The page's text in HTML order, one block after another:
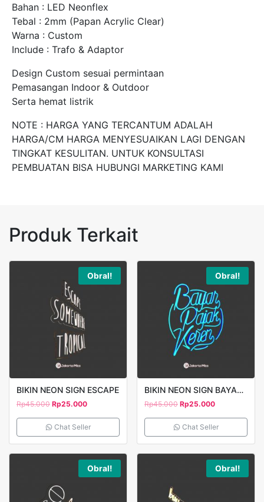
Bahan : LED Neonflex
Tebal : 2mm (Papan Acrylic Clear)
Warna : Custom
Include : Trafo & Adaptor
Design Custom sesuai permintaan
Pemasangan Indoor & Outdoor
Serta hemat listrik
NOTE : HARGA YANG TERCANTUM ADALAH
HARGA/CM HARGA MENYESUAIKAN LAGI DENGAN
TINGKAT KESULITAN. UNTUK KONSULTASI
PEMBUATAN BISA HUBUNGI MARKETING KAMI
Produk Terkait
Obral!
BIKIN NEON SIGN ESCAPE
Rp45.000 Rp25.000
Chat Seller
Obral!
BIKIN NEON SIGN BAYAR PAJAK
Rp45.000 Rp25.000
Chat Seller
Obral! Obral!